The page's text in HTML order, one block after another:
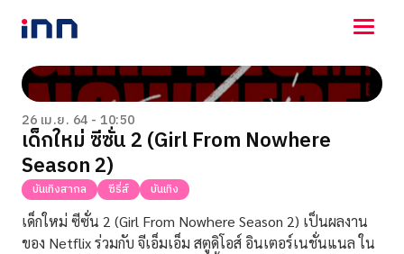
NEWS
ENTERTAINMENT
LIFESTYLE
HOROSCOPE
LOTTERY
VIDEO
ร่วมด้วยช่วยกัน
26 เม.ย. 64 - 10:50
เด็กใหม่ ซีซั่น 2 (Girl From Nowhere
Season 2)
บันเทิงสากล ซีรี่ส์ บันเทิง
เด็กใหม่ ซีซั่น 2 (Girl From Nowhere Season 2) เป็นผลงาน
ของ Netflix ร่วมกับ จีเอ็มเอ็ม สตูดิโอส์ อินเตอร์เนชั่นแนล ใน